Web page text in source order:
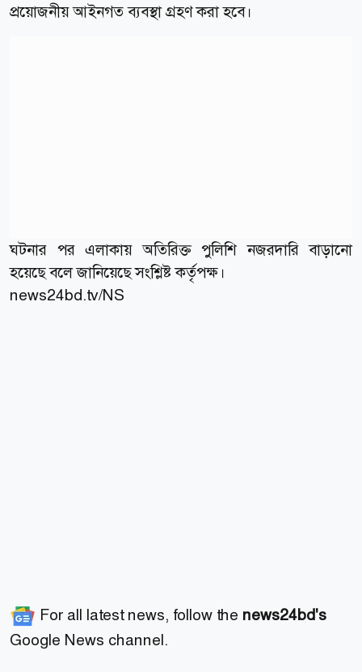
প্রয়োজনীয় আইনগত ব্যবস্থা গ্রহণ করা হবে।
ঘটনার পর এলাকায় অতিরিক্ত পুলিশি নজরদারি বাড়ানো
হয়েছে বলে জানিয়েছে সংশ্লিষ্ট কর্তৃপক্ষ।
news24bd.tv/NS
For all latest news, follow the news24bd's
Google News channel.